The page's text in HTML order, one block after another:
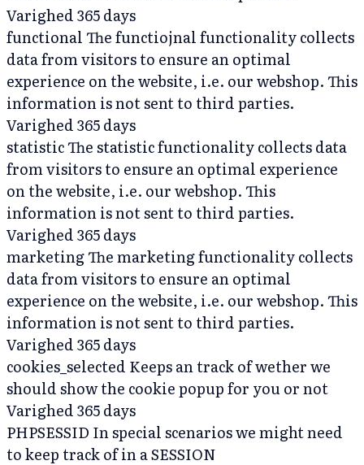
Varighed365 days
functionalThe functiojnal functionality collects
data from visitors to ensure an optimal
experience on the website, i.e. our webshop. This
information is not sent to third parties.
Varighed365 days
statisticThe statistic functionality collects data
from visitors to ensure an optimal experience
on the website, i.e. our webshop. This
information is not sent to third parties.
Varighed365 days
marketingThe marketing functionality collects
data from visitors to ensure an optimal
experience on the website, i.e. our webshop. This
information is not sent to third parties.
Varighed365 days
cookies_selected Keeps an track of wether we
should show the cookie popup for you or not
Varighed365 days
PHPSESSID In special scenarios we might need
to keep track of in a SESSION